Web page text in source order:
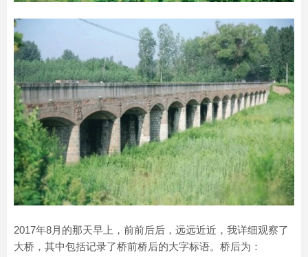
2017年8月的那天早上，前前后后，远远近近，我详细观察了
大桥，其中包括记录了桥前桥后的大字标语。桥后为：